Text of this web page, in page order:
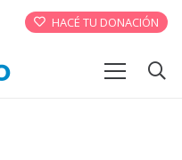
HACÉ TU DONACIÓN